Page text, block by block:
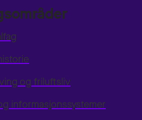
og friluftsliv
informasjonssystemer